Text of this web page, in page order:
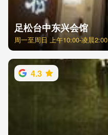
足松台中东兴会馆
周一至周日 上午10:00-凌晨2:00
4.3